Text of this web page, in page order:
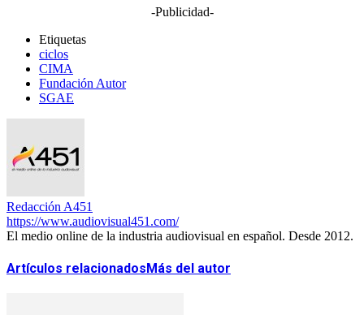
-Publicidad-
Etiquetas
ciclos
CIMA
Fundación Autor
SGAE
Redacción A451
https://www.audiovisual451.com/
El medio online de la industria audiovisual en español. Desde 2012.
Artículos relacionadosMás del autor